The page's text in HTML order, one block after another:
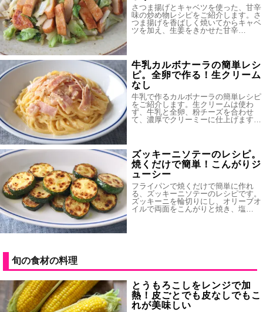
さつま揚げとキャベツを使った、甘辛
味の炒め物レシピをご紹介します。さ
つま揚げを香ばしく焼いてからキャベ
ツを加え、生姜をきかせた甘辛…
牛乳カルボナーラの簡単レシ
ピ。全卵で作る！生クリーム
なし
牛乳で作るカルボナーラの簡単レシピ
をご紹介します。生クリームは使わ
ず、牛乳と全卵、粉チーズを合わせ
て、濃厚でクリーミーに仕上げます…
ズッキーニソテーのレシピ。
焼くだけで簡単！こんがりジ
ューシー
フライパンで焼くだけで簡単に作れ
る、ズッキーニソテーのレシピです。
ズッキーニを輪切りにし、オリーブオ
イルで両面をこんがりと焼き、塩…
旬の食材の料理
とうもろこしをレンジで加
熱！皮ごとでも皮なしでもこ
れが美味しい